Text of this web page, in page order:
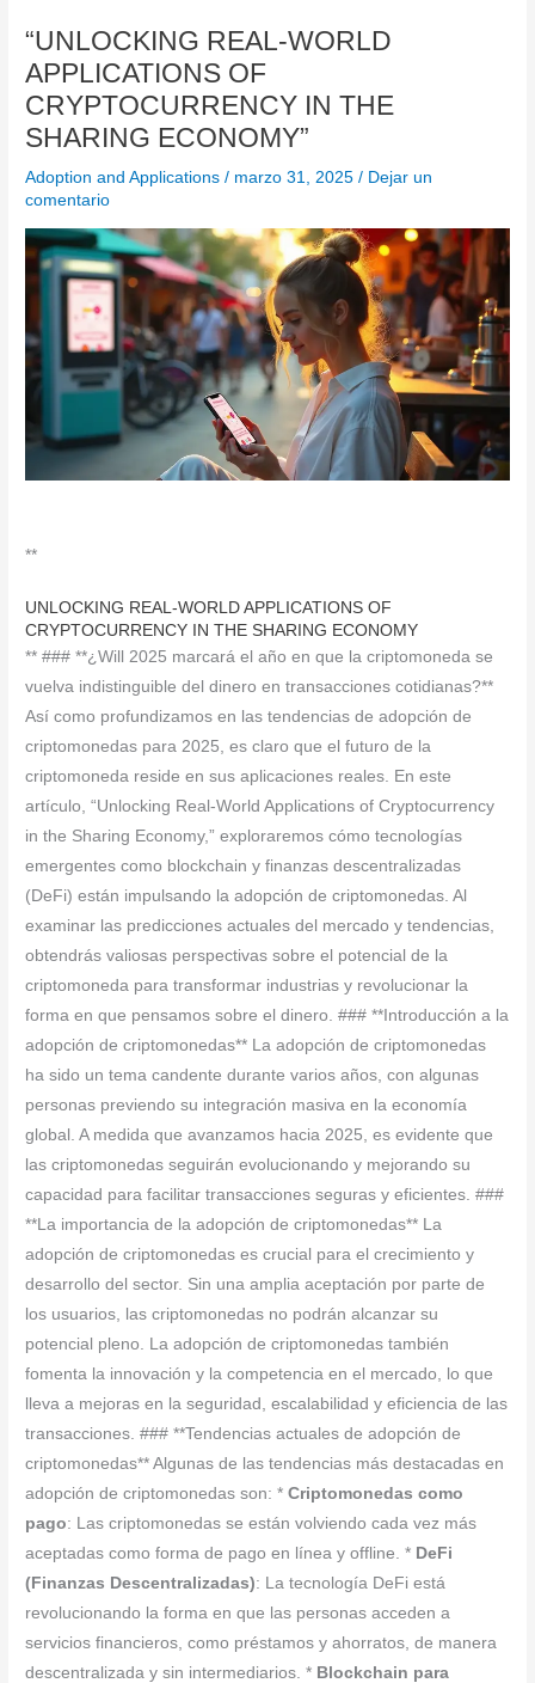
“UNLOCKING REAL-WORLD
APPLICATIONS OF
CRYPTOCURRENCY IN THE
SHARING ECONOMY”
Adoption and Applications / marzo 31, 2025/ Dejar un
comentario
**
UNLOCKING REAL-WORLD APPLICATIONS OF
CRYPTOCURRENCY IN THE SHARING ECONOMY
** ### **¿Will 2025 marcará el año en que la criptomoneda se
vuelva indistinguible del dinero en transacciones cotidianas?**
Así como profundizamos en las tendencias de adopción de
criptomonedas para 2025, es claro que el futuro de la
criptomoneda reside en sus aplicaciones reales. En este
artículo, “Unlocking Real-World Applications of Cryptocurrency
in the Sharing Economy,” exploraremos cómo tecnologías
emergentes como blockchain y finanzas descentralizadas
(DeFi) están impulsando la adopción de criptomonedas. Al
examinar las predicciones actuales del mercado y tendencias,
obtendrás valiosas perspectivas sobre el potencial de la
criptomoneda para transformar industrias y revolucionar la
forma en que pensamos sobre el dinero. ### **Introducción a la
adopción de criptomonedas** La adopción de criptomonedas
ha sido un tema candente durante varios años, con algunas
personas previendo su integración masiva en la economía
global. A medida que avanzamos hacia 2025, es evidente que
las criptomonedas seguirán evolucionando y mejorando su
capacidad para facilitar transacciones seguras y eficientes. ###
**La importancia de la adopción de criptomonedas** La
adopción de criptomonedas es crucial para el crecimiento y
desarrollo del sector. Sin una amplia aceptación por parte de
los usuarios, las criptomonedas no podrán alcanzar su
potencial pleno. La adopción de criptomonedas también
fomenta la innovación y la competencia en el mercado, lo que
lleva a mejoras en la seguridad, escalabilidad y eficiencia de las
transacciones. ### **Tendencias actuales de adopción de
criptomonedas** Algunas de las tendencias más destacadas en
adopción de criptomonedas son: *Criptomonedas como
pago: Las criptomonedas se están volviendo cada vez más
aceptadas como forma de pago en línea y offline. * DeFi
(Finanzas Descentralizadas): La tecnología DeFi está
revolucionando la forma en que las personas acceden a
servicios financieros, como préstamos y ahorratos, de manera
descentralizada y sin intermediarios. * Blockchain para